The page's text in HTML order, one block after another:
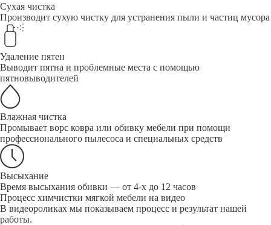
Сухая чистка
Производит сухую чистку для устранения пыли и частиц мусора
Удаление пятен
Выводит пятна и проблемные места с помощью
пятновыводителей
Влажная чистка
Промывает ворс ковра или обивку мебели при помощи
профессионального пылесоса и специальных средств
Высыхание
Время высыхания обивки — от 4-х до 12 часов
Процесс химчистки мягкой мебели на видео
В видеороликах мы показываем процесс и результат нашей
работы.